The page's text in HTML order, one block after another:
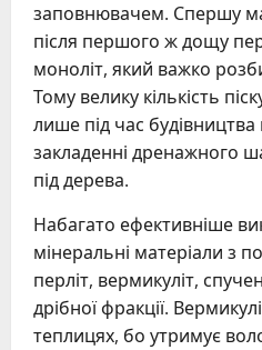
заповнювачем. Спершу
після першого ж дощу
моноліт, який важко
Тому велику кількість
лише під час
закладенні дренажного
під дерева.
Набагато ефективніше
мінеральні матеріали з
перліт, вермикуліт,
дрібної фракції.
теплицях, бо утримує